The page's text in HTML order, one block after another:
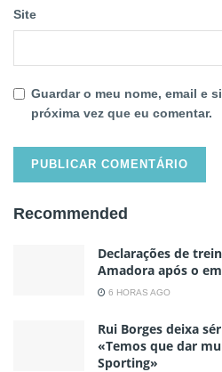
Site
Guardar o meu nome, email e
próxima vez que eu comentar.
Recommended
Declarações de
Amadora após o
6 HORAS AGO
Rui Borges deixa
«Temos que dar
Sporting»